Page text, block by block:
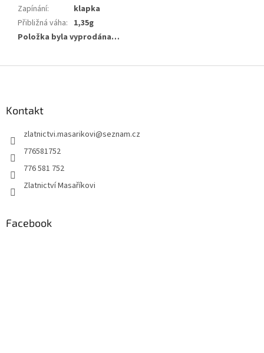
Zapínání:
klapka
Přibližná váha: 1,35g
Položka byla vyprodána…
Kontakt
zlatnictvi.masarikovi@seznam.cz
776581752
776 581 752
Zlatnictví Masaříkovi
Facebook